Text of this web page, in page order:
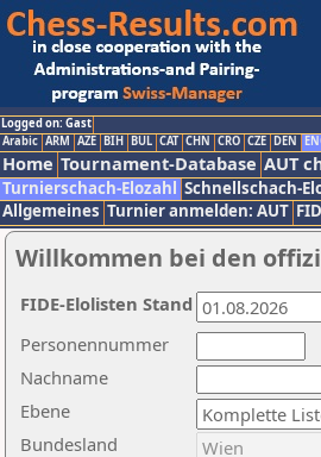
Logged on: Gast
Arabic ARM AZE BIH BUL CAT CHN CRO CZE DEN
Home Tournament-Database AUT
Turnierschach-Elozahl Schnellschach-
Allgemeines Turnier anmelden: AUT
Willkommen bei den
Nachname
Ebene
Personennummer
Bundesland
FIDE-Elolisten Stand